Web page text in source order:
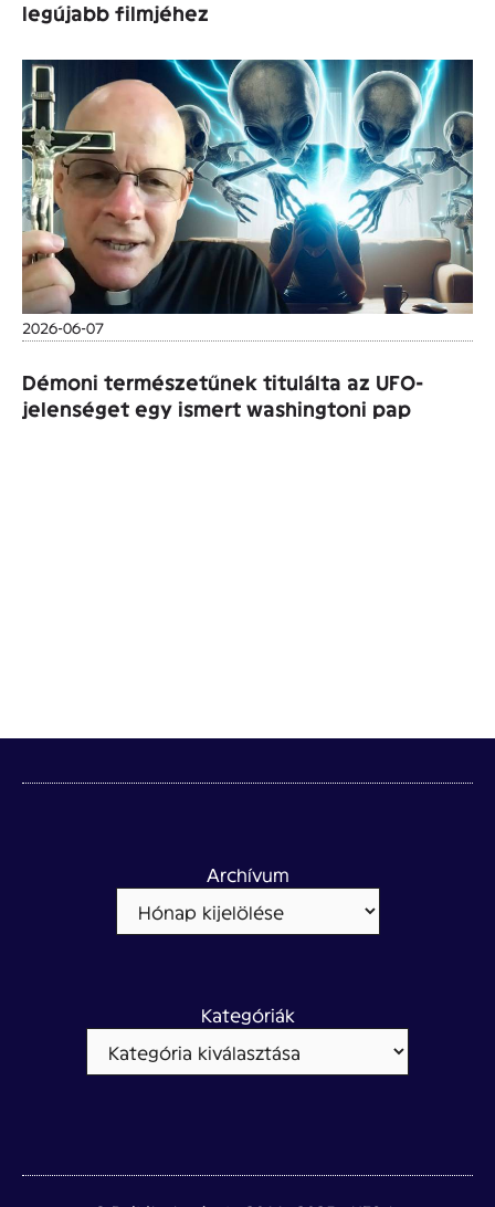
legújabb filmjéhez
2026-06-07
Démoni természetűnek titulálta az UFO-
jelenséget egy ismert washingtoni pap
Archívum
Kategóriák